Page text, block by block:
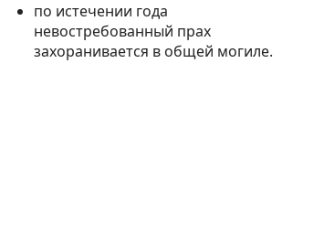
по истечении года
невостребованный прах
захоранивается в общей могиле.